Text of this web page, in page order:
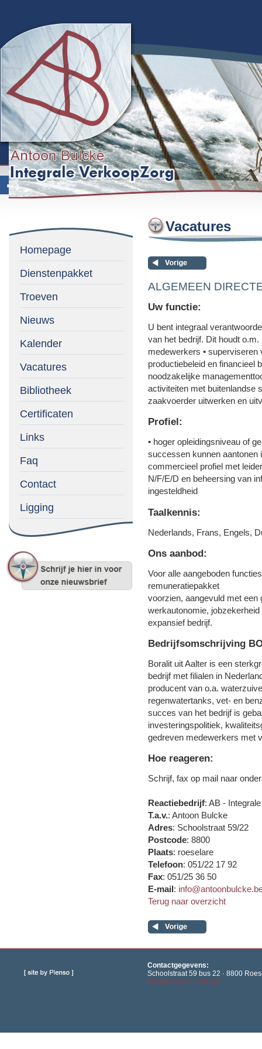
Homepage
Dienstenpakket
Troeven
Nieuws
Kalender
Vacatures
Bibliotheek
Certificaten
Links
Faq
Contact
Ligging
Vacatures
ALGEMEEN
Uw functie:
U bent integraal
van het bedrijf. Dit houdt
medewerkers •
productiebeleid en financieel
noodzakelijke
activiteiten met buitenlandse
zaakvoerder uitwerken en
Profiel:
• hoger opleidingsniveau of
successen kunnen aantonen
commercieel profiel met
N/F/E/D en beheersing van
ingesteldheid
Taalkennis:
Nederlands, Frans, Engels,
Ons aanbod:
Voor alle aangeboden
remuneratiepakket
voorzien, aangevuld met een
werkautonomie,
expansief bedrijf.
Bedrijfsomschrijving
Boralit uit Aalter is een
bedrijf met filialen in
producent van o.a.
regenwatertanks, vet- en
succes van het bedrijf is
investeringspolitiek,
gedreven medewerkers met
Hoe reageren:
Schrijf, fax op mail naar
Reactiebedrijf: AB -
T.a.v.: Antoon Bulcke
Adres: Schoolstraat 59/22
Postcode: 8800
Plaats: roeselare
Telefoon: 051/22 17 92
Fax: 051/25 36 50
E-mail :
Terug naar overzicht
Contactgegevens:
Schoolstraat 59 bus 22 · 8800
info@antoonbulcke.be